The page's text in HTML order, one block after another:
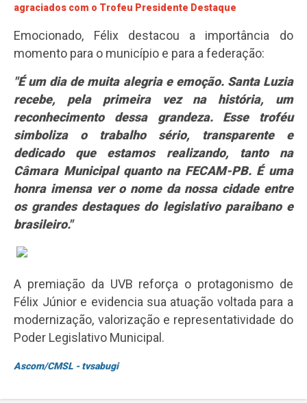
agraciados com o Trofeu Presidente Destaque
Emocionado, Félix destacou a importância do
momento para o município e para a federação:
"É um dia de muita alegria e emoção. Santa Luzia
recebe, pela primeira vez na história, um
reconhecimento dessa grandeza. Esse troféu
simboliza o trabalho sério, transparente e
dedicado que estamos realizando, tanto na
Câmara Municipal quanto na FECAM-PB. É uma
honra imensa ver o nome da nossa cidade entre
os grandes destaques do legislativo paraibano e
brasileiro."
A premiação da UVB reforça o protagonismo de
Félix Júnior e evidencia sua atuação voltada para a
modernização, valorização e representatividade do
Poder Legislativo Municipal.
Ascom/CMSL - tvsabugi